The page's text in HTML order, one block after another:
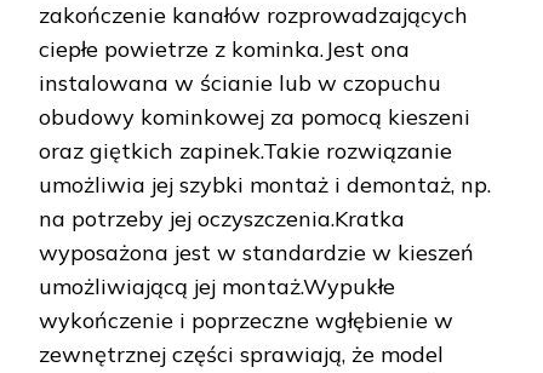
zakończenie kanałów rozprowadzających
ciepłe powietrze z kominka.Jest ona
instalowana w ścianie lub w czopuchu
obudowy kominkowej za pomocą kieszeni
oraz giętkich zapinek.Takie rozwiązanie
umożliwia jej szybki montaż i demontaż, np.
na potrzeby jej oczyszczenia.Kratka
wyposażona jest w standardzie w kieszeń
umożliwiającą jej montaż.Wypukłe
wykończenie i poprzeczne wgłębienie w
zewnętrznej części sprawiają, że model